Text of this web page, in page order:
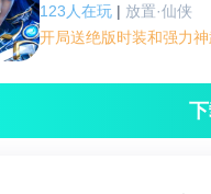
123人在玩 | 放置·仙侠
开局送绝版时装和强力神